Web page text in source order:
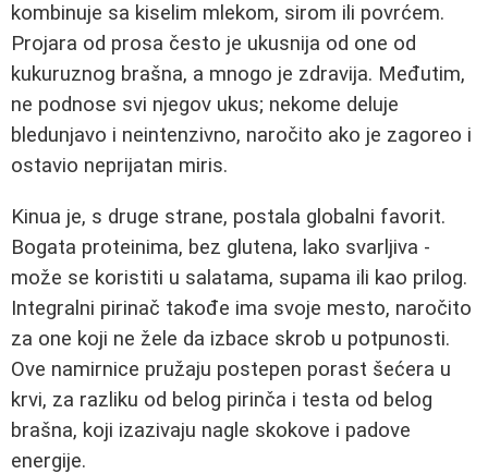
kombinuje sa kiselim mlekom, sirom ili povrćem.
Projara od prosa često je ukusnija od one od
kukuruznog brašna, a mnogo je zdravija. Međutim,
ne podnose svi njegov ukus; nekome deluje
bledunjavo i neintenzivno, naročito ako je zagoreo i
ostavio neprijatan miris.
Kinua je, s druge strane, postala globalni favorit.
Bogata proteinima, bez glutena, lako svarljiva -
može se koristiti u salatama, supama ili kao prilog.
Integralni pirinač takođe ima svoje mesto, naročito
za one koji ne žele da izbace skrob u potpunosti.
Ove namirnice pružaju postepen porast šećera u
krvi, za razliku od belog pirinča i testa od belog
brašna, koji izazivaju nagle skokove i padove
energije.